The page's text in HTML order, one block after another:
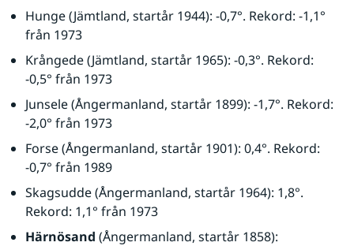
Hunge (Jämtland, startår 1944): -0,7°. Rekord: -1,1°
från 1973
Krångede (Jämtland, startår 1965): -0,3°. Rekord:
-0,5° från 1973
Junsele (Ångermanland, startår 1899): -1,7°. Rekord:
-2,0° från 1973
Forse (Ångermanland, startår 1901): 0,4°. Rekord:
-0,7° från 1989
Skagsudde (Ångermanland, startår 1964): 1,8°.
Rekord: 1,1° från 1973
Härnösand (Ångermanland, startår 1858):